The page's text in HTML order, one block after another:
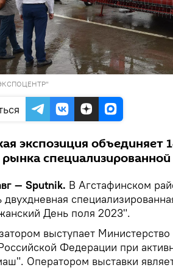
экспозиция объединяет
специализированной
— Sputnik. В Агстафинском
двухдневная
День поля 2023".
выступает
Федерации при
Оператором выставки